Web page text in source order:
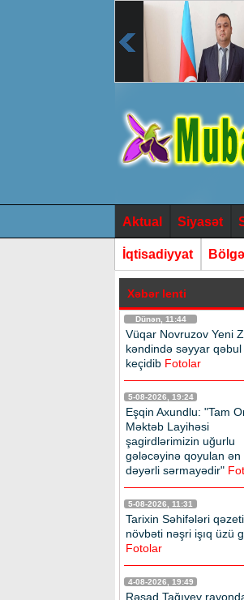
Aktual Siyasət
İqtisadiyyat Bölgə
Xəbər lenti
Dünən, 11:44
Vüqar Novruzov Yeni
kəndində səyyar qəbul
keçidib Fotolar
5-08-2026, 19:24
Eşqin Axundlu: "Tam
Məktəb Layihəsi
şagirdlərimizin uğurlu
gələcəyinə qoyulan ən
dəyərli sərmayədir"
5-08-2026, 11:31
Tarixin Səhifələri
növbəti nəşri işıq üzü
Fotolar
4-08-2026, 19:49
Rəşad Tağıyev